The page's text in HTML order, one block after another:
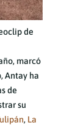
de
marcó
Antay ha
de
su
, La